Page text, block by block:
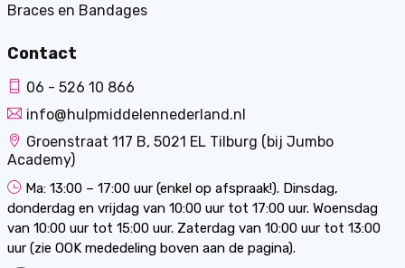
Braces en Bandages
Contact
06 - 526 10 866
info@hulpmiddelennederland.nl
Groenstraat 117 B, 5021 EL Tilburg (bij Jumbo
Academy)
Ma: 13:00 – 17:00 uur (enkel op afspraak!). Dinsdag,
donderdag en vrijdag van 10:00 uur tot 17:00 uur. Woensdag
van 10:00 uur tot 15:00 uur. Zaterdag van 10:00 uur tot 13:00
uur (zie OOK mededeling boven aan de pagina).